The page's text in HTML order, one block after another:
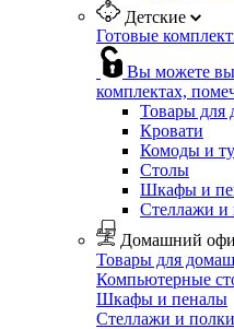
Детские
Готовые
Вы можете
комплектах,
Товары для
Кровати
Комоды и
Столы
Шкафы и
Стеллажи и
Домашний
Товары для
Компьютерные
Шкафы и пеналы
Стеллажи и полки